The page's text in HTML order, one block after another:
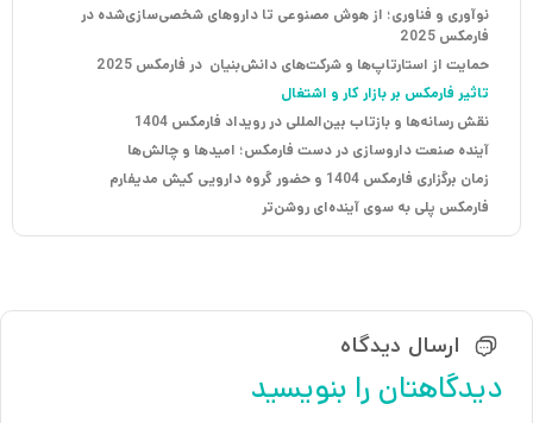
نوآوری و فناوری؛ از هوش مصنوعی تا داروهای شخصی‌سازی‌شده در
فارمکس 2025
حمایت از استارتاپ‌ها و شرکت‌های دانش‌بنیان در فارمکس 2025
تاثیر فارمکس بر بازار کار و اشتغال
نقش رسانه‌ها و بازتاب بین‌المللی در رویداد فارمکس 1404
آینده صنعت داروسازی در دست فارمکس؛ امیدها و چالش‌ها
زمان برگزاری فارمکس 1404 و حضور گروه دارویی کیش مدیفارم
فارمکس پلی به سوی آینده‌ای روشن‌تر
ارسال دیدگاه
دیدگاهتان را بنویسید